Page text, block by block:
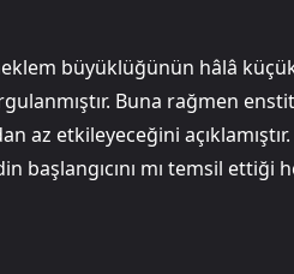
büyüklüğünün hâlâ
Buna rağmen
az etkileyeceğini
başlangıcını mı temsil ettiği